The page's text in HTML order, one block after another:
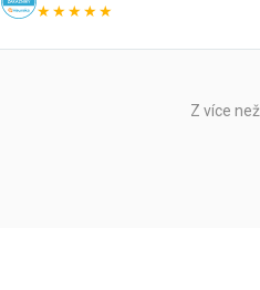
★★★★★
Z více než